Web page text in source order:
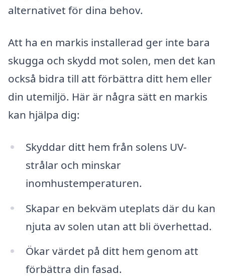
alternativet för dina behov.
Att ha en markis installerad ger inte bara
skugga och skydd mot solen, men det kan
också bidra till att förbättra ditt hem eller
din utemiljö. Här är några sätt en markis
kan hjälpa dig:
Skyddar ditt hem från solens UV-
strålar och minskar
inomhustemperaturen.
Skapar en bekväm uteplats där du kan
njuta av solen utan att bli överhettad.
Ökar värdet på ditt hem genom att
förbättra din fasad.